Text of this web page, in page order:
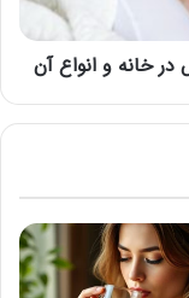
خانه و انواع آن